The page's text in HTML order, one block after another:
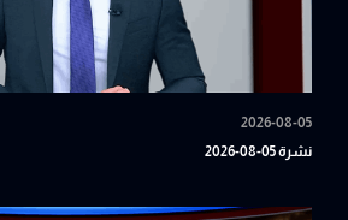
2026-08-05
نشرة 05-08-2026